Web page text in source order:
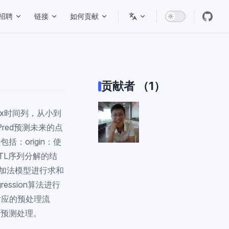
聘 链接 如何贡献
贡献者 （1）
时间列，从小到
预测未来的点
括：origin：使
序列分解的结
法模型进行求和
算法进行
的预处理流
测处理。